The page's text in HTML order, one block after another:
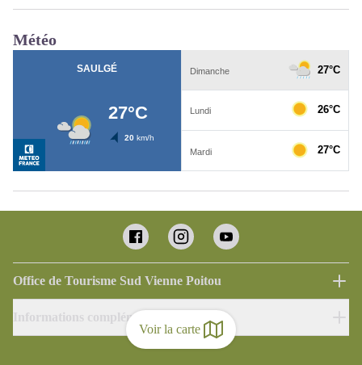
Voir la carte
Météo
Office de Tourisme Sud Vienne Poitou
Informations complémentaires